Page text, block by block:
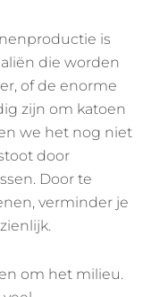
is
die worden
of de enorme
zijn om katoen
we het nog niet
door
Door te
verminder je
om het milieu.